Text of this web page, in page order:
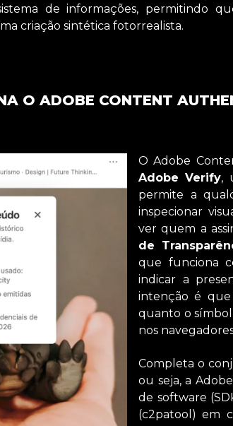
de informações, permitindo
criação sintética fotorrealista.
O ADOBE CONTENT
O Adobe
Adobe Verify,
permite a
inspecionar
ver quem a
de
que funciona
indicar a
intenção é
quanto o
nos
Completa o
ou seja, a
de software
(c2patool) em